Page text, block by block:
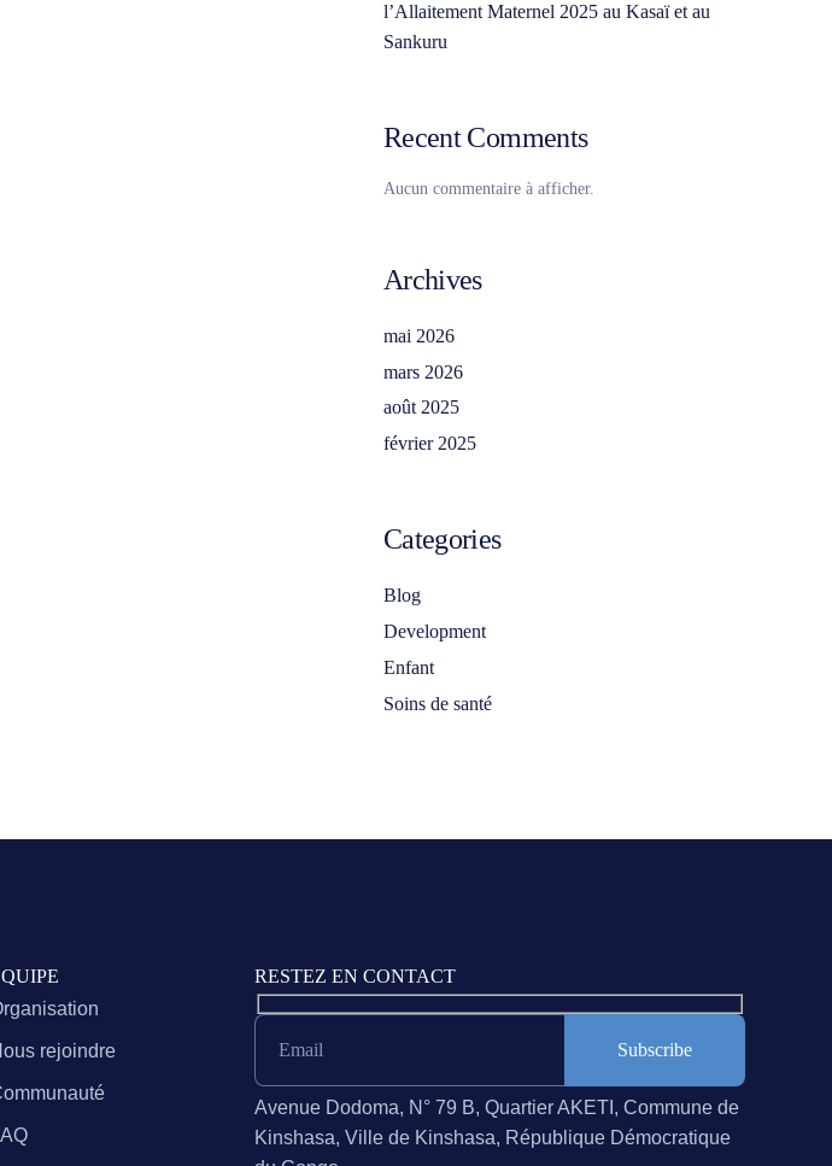
l’Allaitement Maternel 2025 au Kasaï et au
Sankuru
Recent Comments
Aucun commentaire à afficher.
Archives
mai 2026
mars 2026
août 2025
février 2025
Categories
Blog
Development
Enfant
Soins de santé
rejoindre
RESTEZ EN CONTACT
Email
Avenue Dodoma, N° 79 B, Quartier AKETI, Commune de
Kinshasa, Ville de Kinshasa, République Démocratique